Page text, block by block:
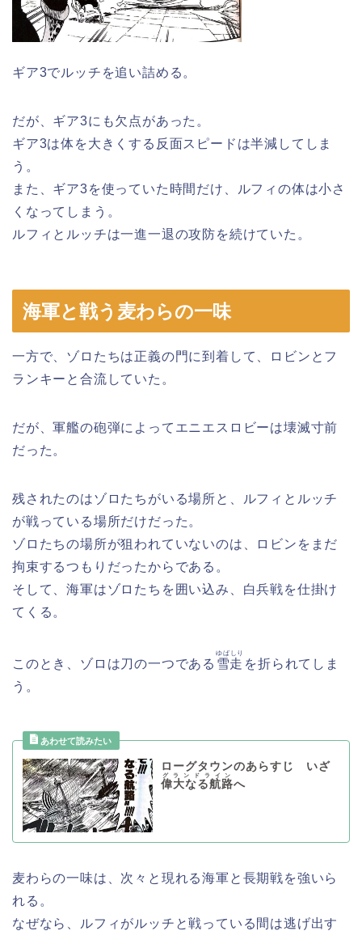
ギア3でルッチを追い詰める。
だが、ギア3にも欠点があった。
ギア3は体を大きくする反面スピードは半減してしま
う。
また、ギア3を使っていた時間だけ、ルフィの体は小さ
くなってしまう。
ルフィとルッチは一進一退の攻防を続けていた。
海軍と戦う麦わらの一味
一方で、ゾロたちは正義の門に到着して、ロビンとフ
ランキーと合流していた。
だが、軍艦の砲弾によってエニエスロビーは壊滅寸前
だった。
残されたのはゾロたちがいる場所と、ルフィとルッチ
が戦っている場所だけだった。
ゾロたちの場所が狙われていないのは、ロビンをまだ
拘束するつもりだったからである。
そして、海軍はゾロたちを囲い込み、白兵戦を仕掛け
てくる。
このとき、ゾロは刀の一つである 雪走
ゆばしり
を折られてしま
う。
ローグタウンのあらすじ いざ
偉大なる航路
グランドライン
へ
麦わらの一味は、次々と現れる海軍と長期戦を強いら
れる。
なぜなら、ルフィがルッチと戦っている間は逃げ出す